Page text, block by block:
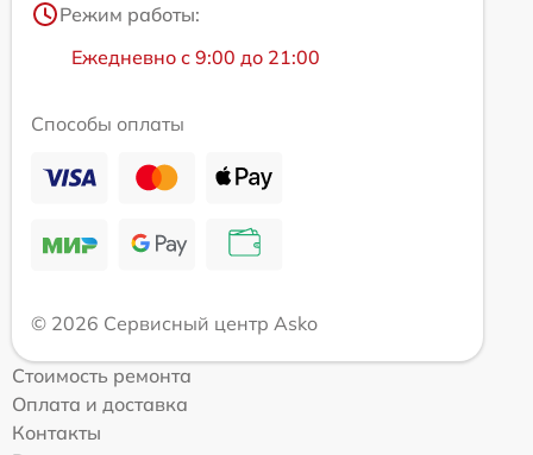
Режим работы:
Ежедневно с 9:00 до 21:00
Способы оплаты
© 2026 Сервисный центр Asko
Стоимость ремонта
Оплата и доставка
Контакты